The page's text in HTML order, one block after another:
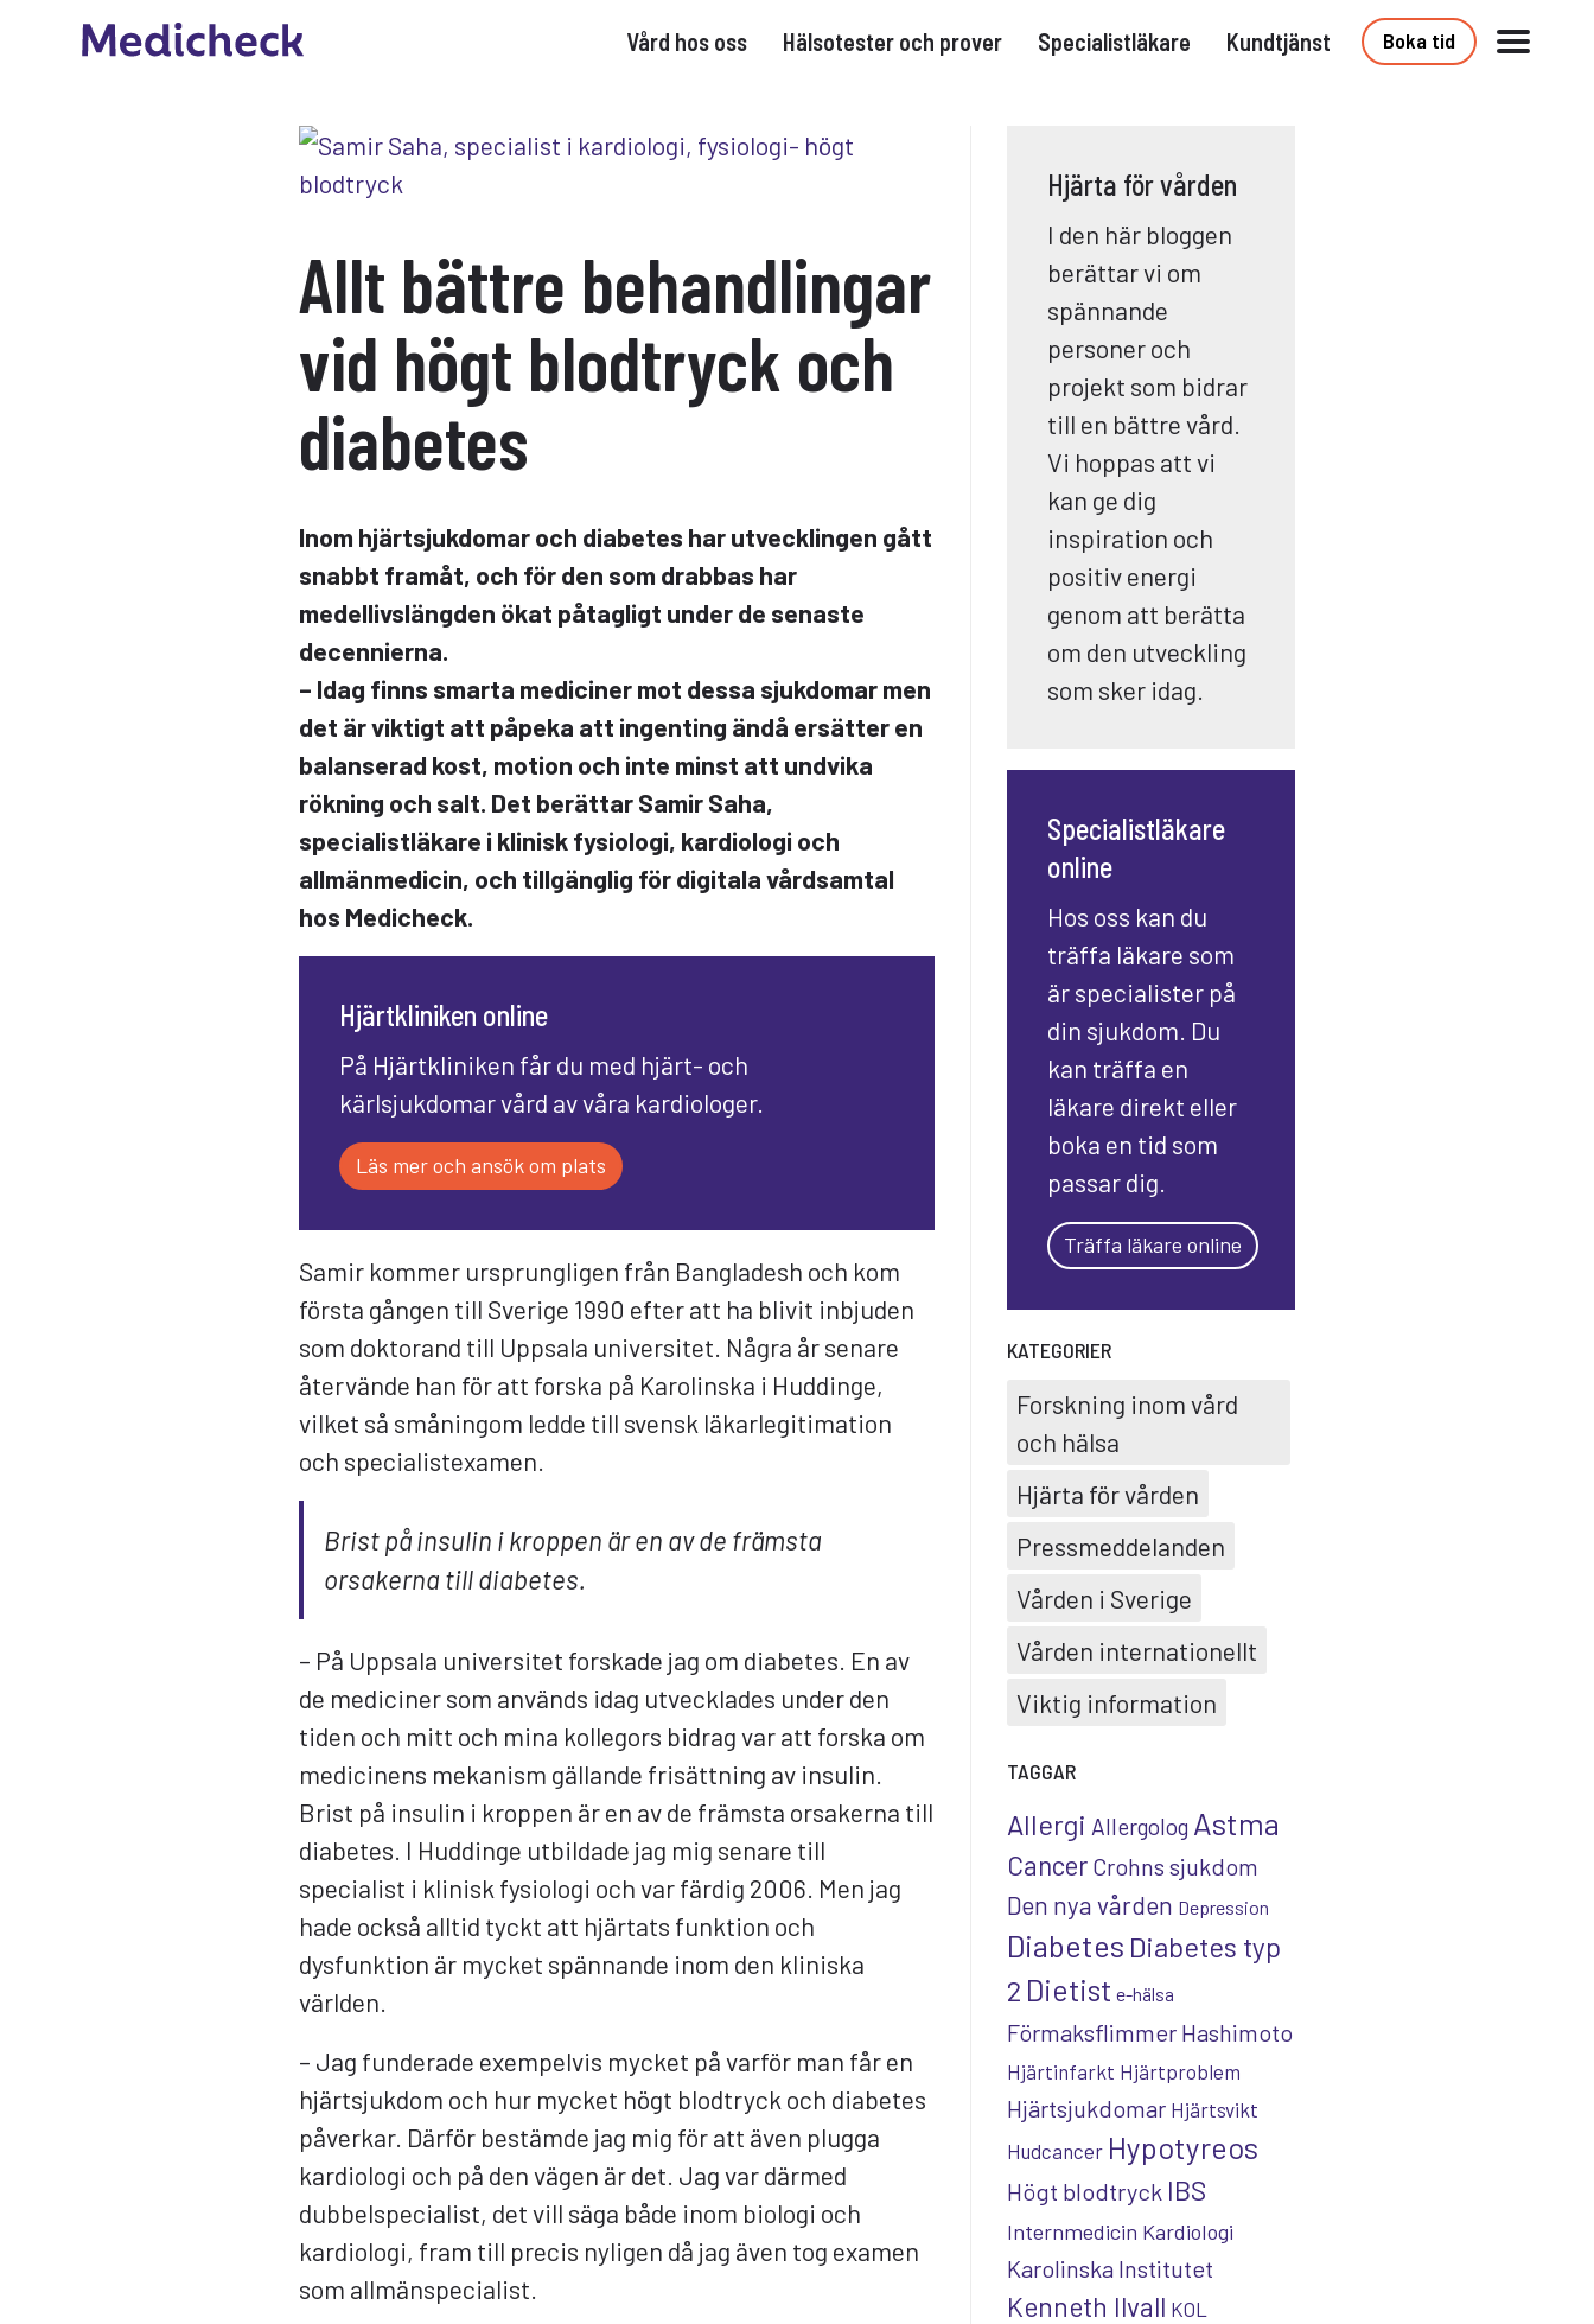
Vård hos oss Hälsotester och prover Specialistläkare Kundtjänst Boka tid
Allt bättre behandlingar
vid högt blodtryck och
diabetes
Inom hjärtsjukdomar och diabetes har utvecklingen gått
snabbt framåt, och för den som drabbas har
medellivslängden ökat påtagligt under de senaste
decennierna.
– Idag finns smarta mediciner mot dessa sjukdomar men
det är viktigt att påpeka att ingenting ändå ersätter en
balanserad kost, motion och inte minst att undvika
rökning och salt. Det berättar Samir Saha,
specialistläkare i klinisk fysiologi, kardiologi och
allmänmedicin, och tillgänglig för digitala vårdsamtal
hos Medicheck.
Hjärtkliniken online
På Hjärtkliniken får du med hjärt- och
kärlsjukdomar vård av våra kardiologer.
Läs mer och ansök om plats
Samir kommer ursprungligen från Bangladesh och kom
första gången till Sverige 1990 efter att ha blivit inbjuden
som doktorand till Uppsala universitet. Några år senare
återvände han för att forska på Karolinska i Huddinge,
vilket så småningom ledde till svensk läkarlegitimation
och specialistexamen.
Brist på insulin i kroppen är en av de främsta
orsakerna till diabetes.
– På Uppsala universitet forskade jag om diabetes. En av
de mediciner som används idag utvecklades under den
tiden och mitt och mina kollegors bidrag var att forska om
medicinens mekanism gällande frisättning av insulin.
Brist på insulin i kroppen är en av de främsta orsakerna till
diabetes. I Huddinge utbildade jag mig senare till
specialist i klinisk fysiologi och var färdig 2006. Men jag
hade också alltid tyckt att hjärtats funktion och
dysfunktion är mycket spännande inom den kliniska
världen.
– Jag funderade exempelvis mycket på varför man får en
hjärtsjukdom och hur mycket högt blodtryck och diabetes
påverkar. Därför bestämde jag mig för att även plugga
kardiologi och på den vägen är det. Jag var därmed
dubbelspecialist, det vill säga både inom biologi och
kardiologi, fram till precis nyligen då jag även tog examen
som allmänspecialist.
Hjärta för vården
I den här bloggen
berättar vi om
spännande
personer och
projekt som bidrar
till en bättre vård.
Vi hoppas att vi
kan ge dig
inspiration och
positiv energi
genom att berätta
om den utveckling
som sker idag.
Specialistläkare
online
Hos oss kan du
träffa läkare som
är specialister på
din sjukdom. Du
kan träffa en
läkare direkt eller
boka en tid som
passar dig.
Träffa läkare online
KATEGORIER
Forskning inom vård
och hälsa
Hjärta för vården
Pressmeddelanden
Vården i Sverige
Vården internationellt
Viktig information
TAGGAR
Allergi Allergolog Astma
Cancer Crohns sjukdom
Den nya vården Depression
Diabetes Diabetes typ
2 Dietist e-hälsa
Förmaksflimmer Hashimoto
Hjärtinfarkt Hjärtproblem
Hjärtsjukdomar Hjärtsvikt
Hudcancer Hypotyreos
Högt blodtryck IBS
Internmedicin Kardiologi
Karolinska Institutet
Kenneth Ilvall KOL